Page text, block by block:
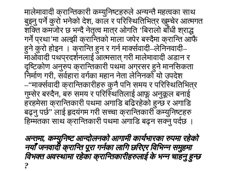
मालेमावादी क्रान्तिकारी कम्युनिष्टहरुले अन्यन्तै महत्वका साथ
बुझ्नु पर्ने कुरो भनेको देश, काल र परिस्थितिभित्र खुम्चेर आत्मगत
शक्ति कमजोर छ भन्दै नेतृत्व मात्र ओगति ‘बिरालो बाँधी श्राद्ध
गर्ने प्रथा’मा अल्झी क्रान्तिको माला जपेर बस्दैमा क्रान्ति आफै
हुने कुरो होइन । क्रान्ति हुन र गर्न मार्क्सवादी–लेनिनवादी–
माओवादी पथप्रदर्शनलाई आत्मसात् गरी मालेमावादी अडान र
दृष्टिकोण अनुरुप क्रान्तिकारी पथमा अग्रसर हुने मानसिकता
निर्माण गरी, सर्वहारा वर्गका महान नेता लेनिनको यो उपदेश
–“मार्क्सवादी क्रान्तिकारीहरु कुनै पनि समय र परिस्थितिभित्र
गुम्सेर बस्दैन, बरु समय र परिस्थितिलाई आफू अनुकूल बनाई
हरहमेसा क्रान्तिकारी पथमा अगाडि बढिरहेको हुन्छ र अगाडि
बढ्नु पर्छ” लाई हृदयंगम गरी सच्चा क्रान्तिकारी कम्युनिष्टहरु
हिम्मतका साथ क्रान्तिकारी पथमा अगाडि बढ्न सक्नु पर्दछ ।
अन्तमा, कम्युनिष्ट आन्दोलनको आगामी कार्यभारका रुपमा रहेको
नयाँ जनवादी क्रान्ति पूरा गर्नका लागि छरिएर विभिन्न समुहमा
विभक्त अवस्थामा रहेका क्रान्तिकारीहरुलाई के भन्न चाहनु हुन्छ
?